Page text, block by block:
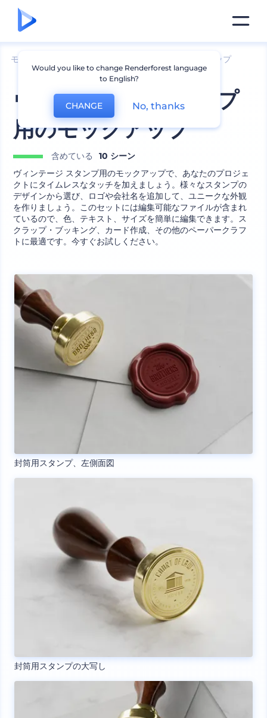
モックアップ スタンプのモックアップ
ヴィンテージ スタンプ
用のモックアップ
含めている
10 シーン
ヴィンテージ スタンプ用のモックアップで、あなたのプロジェ
クトにタイムレスなタッチを加えましょう。様々なスタンプの
デザインから選び、ロゴや会社名を追加して、ユニークな外観
を作りましょう。このセットには編集可能なファイルが含まれ
ているので、色、テキスト、サイズを簡単に編集できます。ス
クラップ・ブッキング、カード作成、その他のペーパークラフ
トに最適です。今すぐお試しください。
封筒用スタンプ、左側面図
封筒用スタンプの大写し
Would you like to change Renderforest language
to English?
CHANGE No, thanks